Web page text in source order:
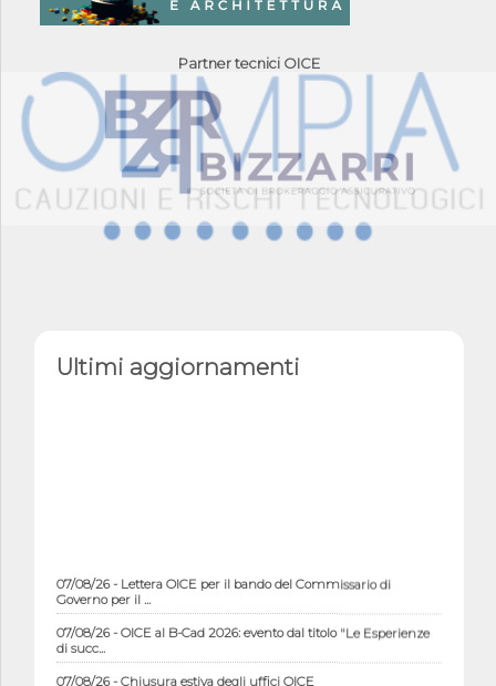
Partner tecnici OICE
Ultimi aggiornamenti
07/08/26 - Lettera OICE per il bando del Commissario di
Governo per il ...
07/08/26 - OICE al B-Cad 2026: evento dal titolo "Le Esperienze
di succ...
07/08/26 - Chiusura estiva degli uffici OICE